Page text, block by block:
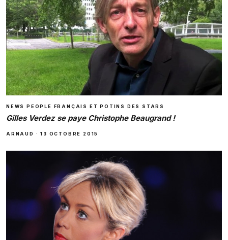
NEWS PEOPLE FRANÇAIS ET POTINS DES STARS
Gilles Verdez se paye Christophe Beaugrand !
ARNAUD ·13 OCTOBRE 2015